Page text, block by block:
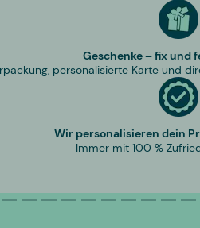
Geschenke – fix und
personalisierte Karte und
Wir personalisieren dein
Immer mit 100 %